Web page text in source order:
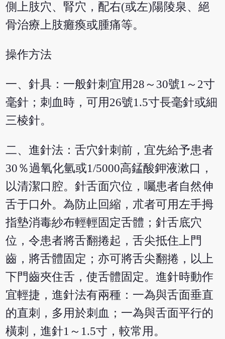
側上肢穴、腎穴，配右(或左)陽陵泉、絕
骨治療上肢癱瘓或腫痛等。
操作方法
一、針具：一般針刺宜用28～30號1～2寸
毫針；刺血時，可用26號1.5寸長毫針或細
三棱針。
二、進針法：舌穴針刺前，宜先給予患者
30％過氧化氫或1/5000高錳酸鉀液漱口，
以清潔口腔。針舌面穴位，囑患者自然伸
舌于口外。為防止回縮，朮者可用左手拇
指墊消毒紗布輕輕固定舌體；針舌底穴
位，令患者將舌翻捲起，舌尖抵住上門
齒，將舌體固定；亦可將舌尖翻捲，以上
下門齒夾住舌，使舌體固定。進針時動作
宜輕捷，進針法有兩種：一為與舌面垂直
的直刺，多用於刺血；一為與舌面平行的
橫刺，進針1～1.5寸，較常用。